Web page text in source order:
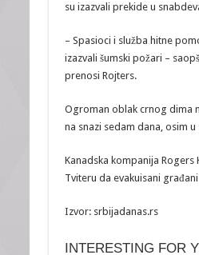
su izazvali prekide u
– Spasioci i služba hitne
izazvali šumski požari –
prenosi Rojters.
Ogroman oblak crnog dima
na snazi sedam dana, osim
Kanadska kompanija Rogers
Tviteru da evakuisani
Izvor: srbijadanas.rs